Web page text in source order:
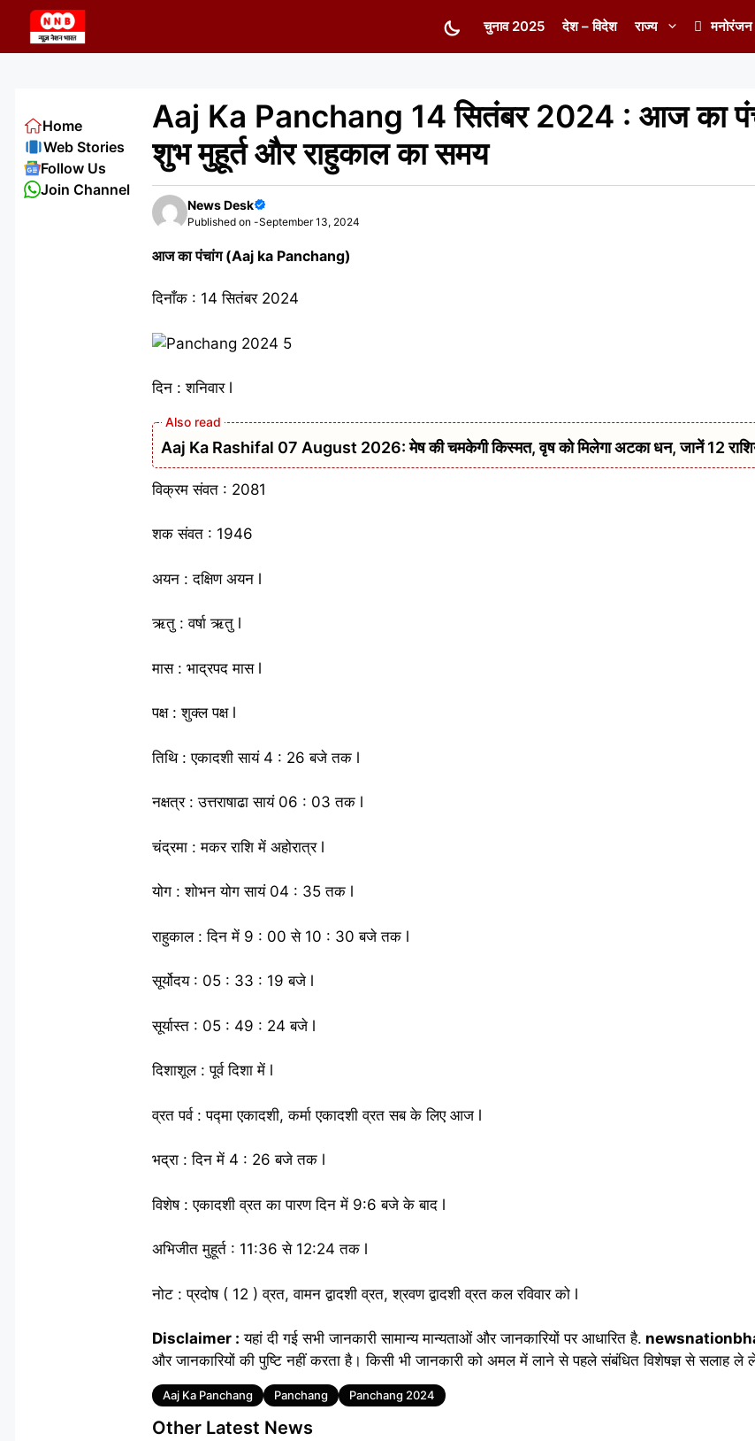
content
चुनाव 2025 देश – विदेश राज्य मनोरंजन
Aaj Ka Panchang 14 सितंबर 2024 : आज का
शुभ मुहूर्त और राहुकाल का समय
News Desk
Published on -September 13, 2024
आज का पंचांग (Aaj ka Panchang)
दिनाँक : 14 सितंबर 2024
दिन : शनिवार l
Aaj Ka Rashifal 07 August 2026: मेष की चमकेगी किस्मत, वृष को मिलेगा अटका धन, जानें 12
विक्रम संवत : 2081
शक संवत : 1946
अयन : दक्षिण अयन l
ऋतु : वर्षा ऋतु l
मास : भाद्रपद मास l
पक्ष : शुक्ल पक्ष l
तिथि : एकादशी सायं 4 : 26 बजे तक l
नक्षत्र : उत्तराषाढा सायं 06 : 03 तक l
चंद्रमा : मकर राशि में अहोरात्र l
योग : शोभन योग सायं 04 : 35 तक l
राहुकाल : दिन में 9 : 00 से 10 : 30 बजे तक l
सूर्योदय : 05 : 33 : 19 बजे l
सूर्यास्त : 05 : 49 : 24 बजे l
दिशाशूल : पूर्व दिशा में l
व्रत पर्व : पद्मा एकादशी, कर्मा एकादशी व्रत सब के लिए आज l
भद्रा : दिन में 4 : 26 बजे तक l
विशेष : एकादशी व्रत का पारण दिन में 9:6 बजे के बाद l
अभिजीत मुहूर्त : 11:36 से 12:24 तक l
नोट : प्रदोष ( 12 ) व्रत, वामन द्वादशी व्रत, श्रवण द्वादशी व्रत कल रविवार को l
Disclaimer : यहां दी गई सभी जानकारी सामान्य मान्यताओं और जानकारियों पर आधारित है.
और जानकारियों की पुष्टि नहीं करता है। किसी भी जानकारी को अमल में लाने से पहले संबंधित विशेषज्ञ से सलाह ले
Tags
Aaj Ka Panchang Panchang Panchang 2024
Other Latest News
Home
Web Stories
Follow Us
Join Channel